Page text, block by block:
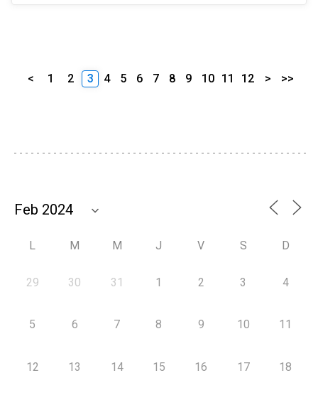
< 1 2 3 4 5 6 7 8 9 10 11 12 > >>
L M M J V S D
29 30 31 1 2 3 4
5 6 7 8 9 10 11
12 13 14 15 16 17 18